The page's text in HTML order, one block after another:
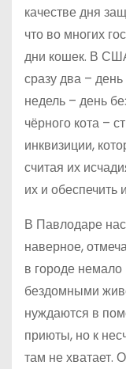
качестве дня
что во многих
дни кошек. В
сразу два –
недель – день
чёрного кота –
инквизиции,
считая их
их и обеспечить
В Павлодаре
наверное,
в городе
бездомными
нуждаются в
приюты, но к
там не хватает.